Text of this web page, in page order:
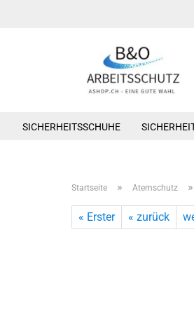
SICHERHEITSSCHUHE
Startseite » Atemschutz »
« Erster « zurück